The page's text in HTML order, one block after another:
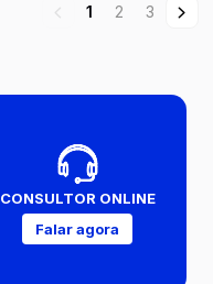
1 2 3
CONSULTOR ONLINE
Falar agora